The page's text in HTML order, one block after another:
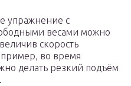
упражнение с
весами можно
скорость
во время
делать резкий подъём